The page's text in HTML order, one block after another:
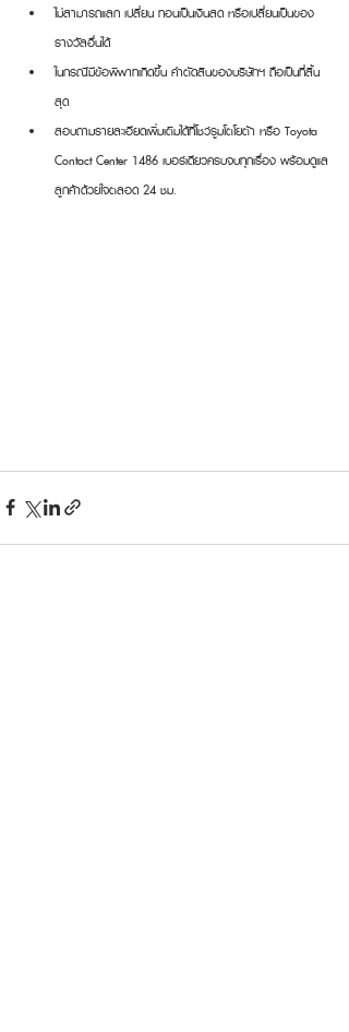
ไม่สามารถแลก เปลี่ยน ทอนเป็นเงินสด หรือเปลี่ยนเป็นของ
รางวัลอื่นได้
ในกรณีมีข้อพิพาทเกิดขึ้น คำตัดสินของบริษัทฯ ถือเป็นที่สิ้น
สุด
สอบถามรายละเอียดเพิ่มเติมได้ที่โชว์รูมโตโยต้า หรือ Toyota
Contact Center 1486 เบอร์เดียวครบจบทุกเรื่อง พร้อมดูแล
ลูกค้าด้วยใจตลอด 24 ชม.